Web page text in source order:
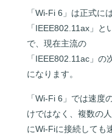
「Wi-Fi 6」は正式に
「IEEE802.11ax」と
で、現在主流の
「IEEE802.11ac」の
になります。
「Wi-Fi 6」では速度
けではなく、複数の
にWi-Fiに接続しても